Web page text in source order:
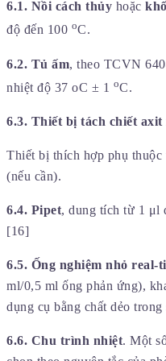
6.1. Nồi cách thủy hoặc
độ đến 100 oC.
6.2. Tủ ấm, theo TCVN
nhiệt độ 37 oC ± 1 oC.
6.3. Thiết bị tách chiết axit
Thiết bị thích hợp phụ thuộc
(nếu cần).
6.4. Pipet, dung tích từ 1 μl
[16]
6.5. Ống nghiệm nhỏ real-
ml/0,5 ml ống phản ứng),
dụng cụ bằng chất dẻo
6.6. Chu trình nhiệt. Một